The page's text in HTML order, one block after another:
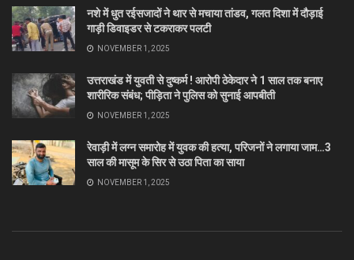
नशे में धुत रईसजादों ने थार से मचाया तांडव, गलत दिशा में दौड़ाई
गाड़ी डिवाइडर से टकराकर पलटी
NOVEMBER 1, 2025
उत्तराखंड में युवती से दुष्कर्म ! आरोपी ठेकेदार ने 1 साल तक बनाए
शारीरिक संबंध; पीड़िता ने पुलिस को सुनाई आपबीती
NOVEMBER 1, 2025
रेवाड़ी में लग्न समारोह में युवक की हत्या, परिजनों ने लगाया जाम…3
साल की मासूम के सिर से उठा पिता का साया
NOVEMBER 1, 2025